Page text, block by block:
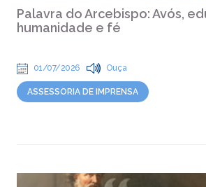
Palavra do Arcebispo: Avós,
humanidade e fé
01/07/2026 Ouça
ASSESSORIA DE IMPRENSA